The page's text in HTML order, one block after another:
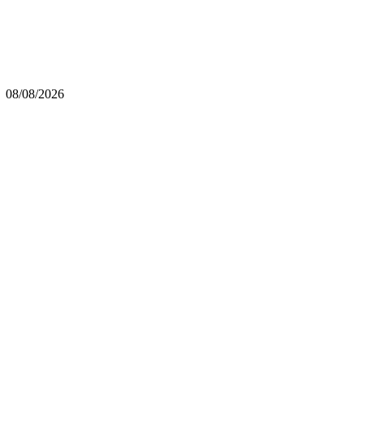
08/08/2026